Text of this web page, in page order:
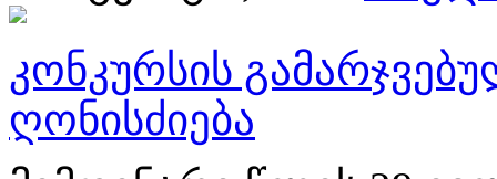
კონკურსის
ღონისძიება